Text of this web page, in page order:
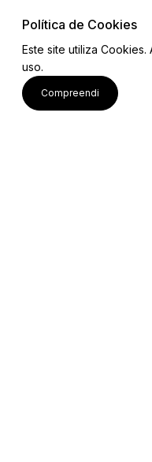
Política de Cookies
Este site utiliza
uso.
Compreendi
Links
Mapa do Site
Equipa